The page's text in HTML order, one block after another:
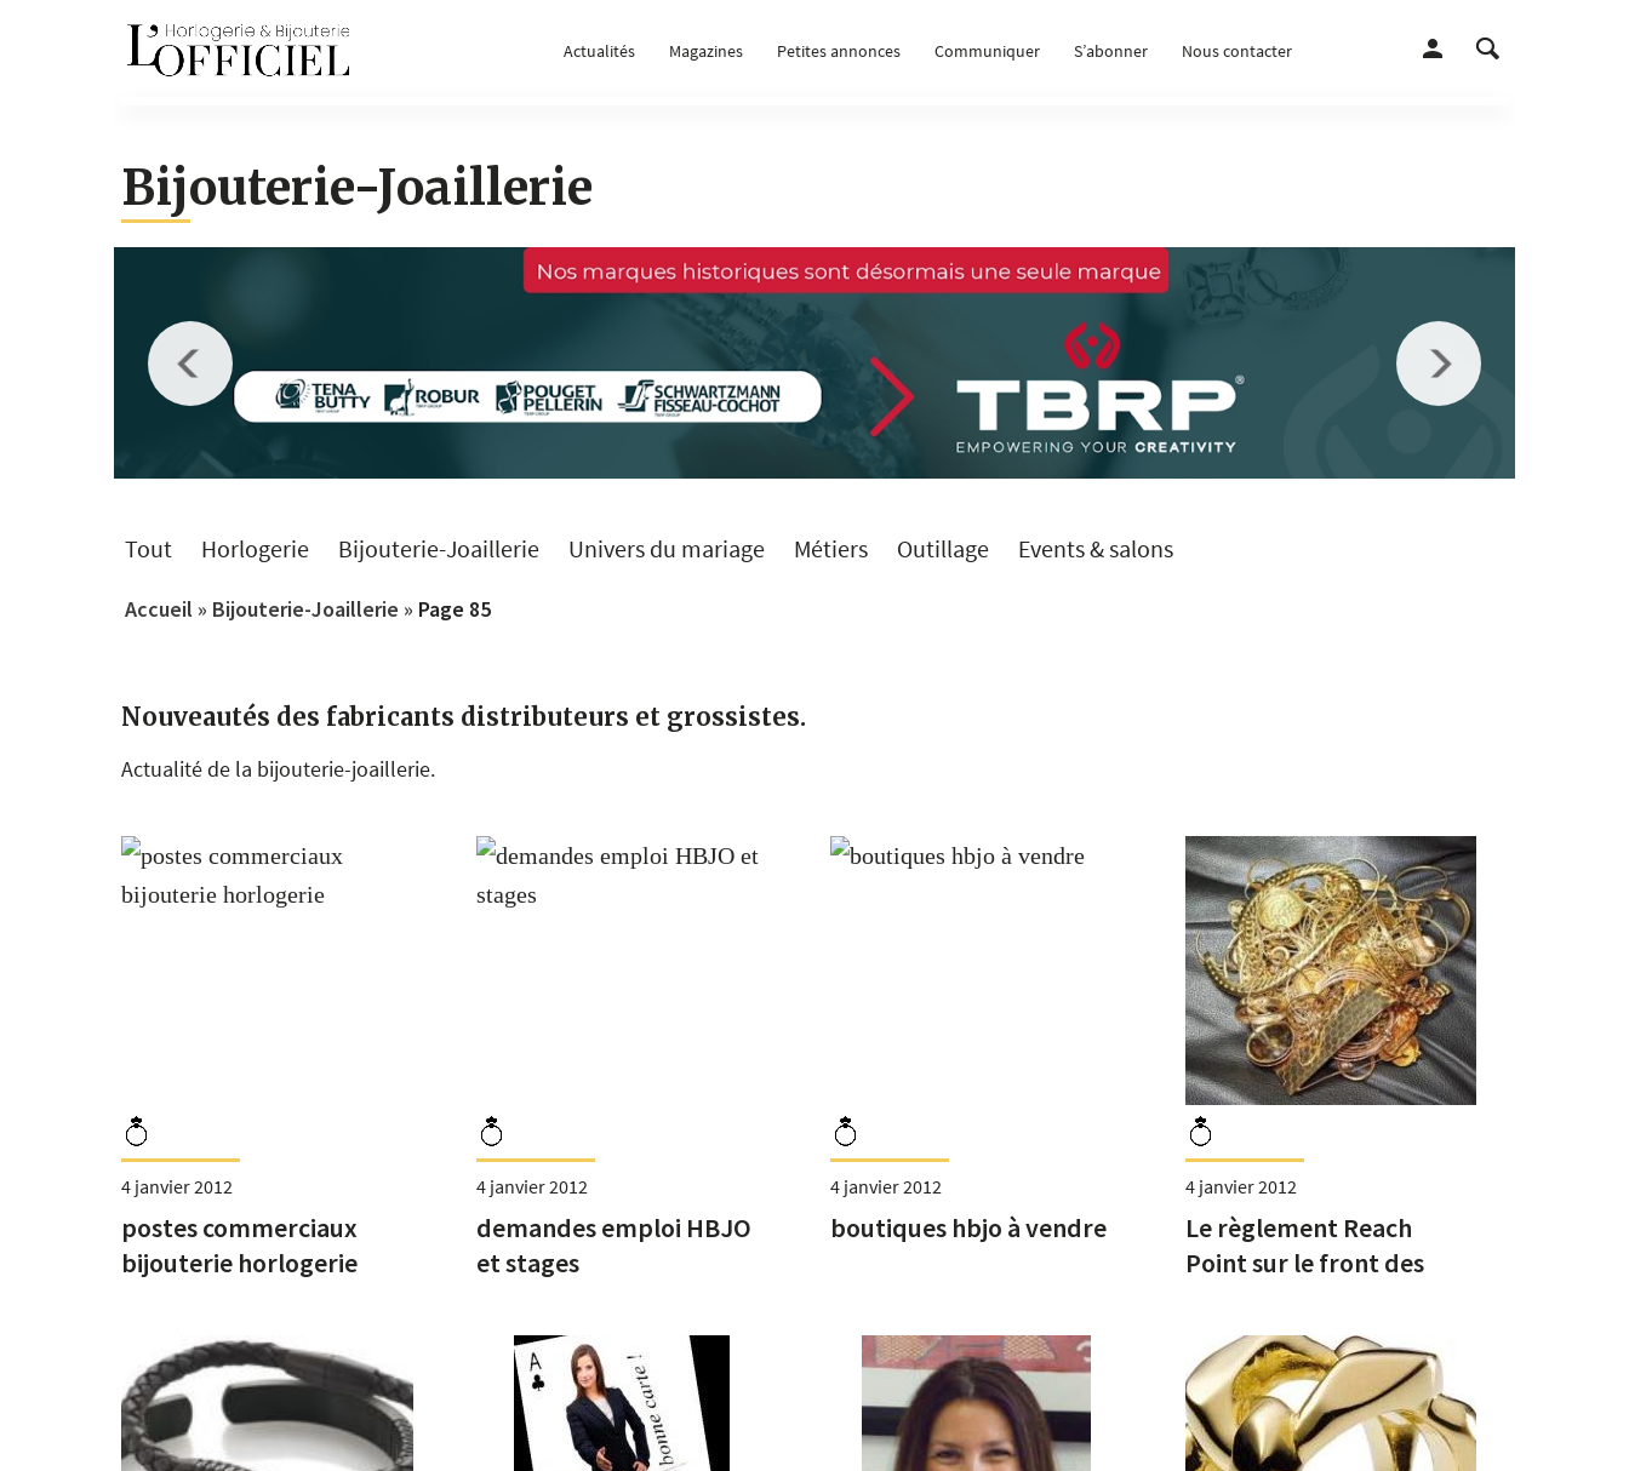
Actualités Magazines Petites annonces Communiquer S’abonner Nous contacter
Bijouterie-Joaillerie
Tout Horlogerie Bijouterie-Joaillerie Univers du mariage Métiers Outillage Events & salons
Accueil » Bijouterie-Joaillerie » Page 85
Nouveautés des fabricants distributeurs et grossistes.
Actualité de la bijouterie-joaillerie.
4 janvier 2012
postes commerciaux
bijouterie horlogerie
4 janvier 2012
demandes emploi HBJO
et stages
4 janvier 2012
boutiques hbjo à vendre
4 janvier 2012
Le règlement Reach
Point sur le front des
bijouterie